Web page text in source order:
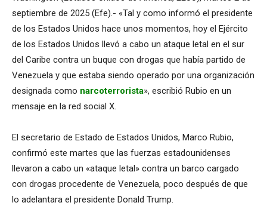
septiembre de 2025 (Efe).- «Tal y como informó el presidente
de los Estados Unidos hace unos momentos, hoy el Ejército
de los Estados Unidos llevó a cabo un ataque letal en el sur
del Caribe contra un buque con drogas que había partido de
Venezuela y que estaba siendo operado por una organización
designada como narcoterrorista», escribió Rubio en un
mensaje en la red social X.
El secretario de Estado de Estados Unidos, Marco Rubio,
confirmó este martes que las fuerzas estadounidenses
llevaron a cabo un «ataque letal» contra un barco cargado
con drogas procedente de Venezuela, poco después de que
lo adelantara el presidente Donald Trump.